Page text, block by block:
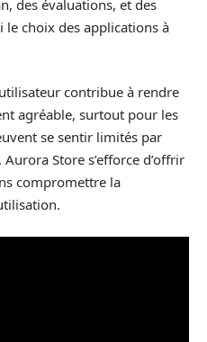
des évaluations, et des
choix des applications à
contribue à rendre
agréable, surtout pour les
se sentir limités par
Store s’efforce d’offrir
compromettre la